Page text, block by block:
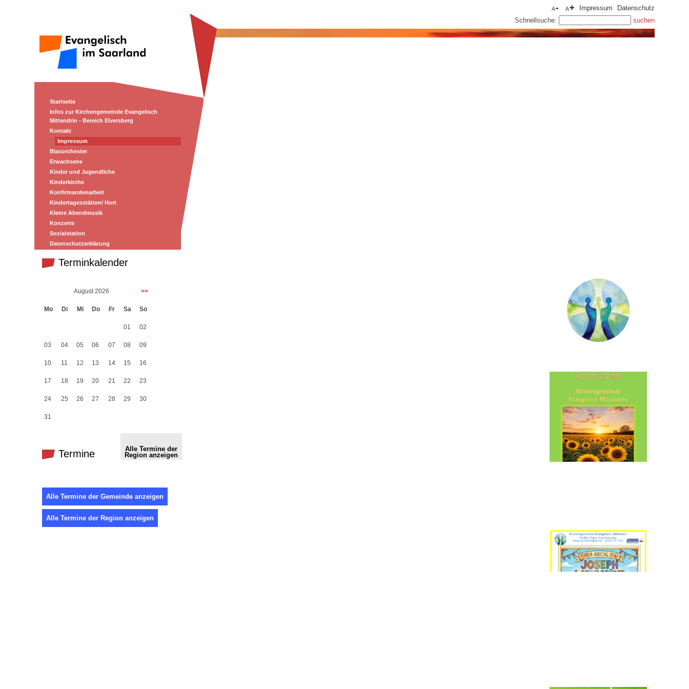
Impressum
Datenschutz
Schnellsuche:
Startseite
Infos zur Kirchengemeinde Evangelisch
Mittendrin - Bereich Elversberg
Kontakt
Impressum
Blasorchester
Erwachsene
Kinder und Jugendliche
Kinderkirche
Konfirmandenarbeit
Kindertagesstätten/ Hort
Kleine Abendmusik
Konzerte
Sozialstation
Datenschutzerklärung
Terminkalender
August 2026 >>
Mo Di Mi Do Fr Sa So
01 02
03 04 05 06 07 08 09
10 11 12 13 14 15 16
17 18 19 20 21 22 23
24 25 26 27 28 29 30
31
Termine
Alle Termine der
Region anzeigen
Alle Termine der Gemeinde anzeigen
Alle Termine der Region anzeigen